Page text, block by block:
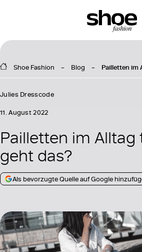
Shoe Fashion Blog Pailletten im
Julies Dresscode
11. August 2022
Pailletten im Alltag
geht das?
Als bevorzugte Quelle auf Google